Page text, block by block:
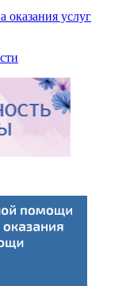
оказания услуг